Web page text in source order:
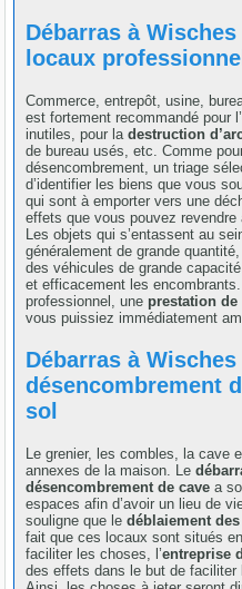
Débarras à
locaux
Commerce, entrepôt, usine,
est fortement recommandé pour
inutiles, pour ladestruction
de bureau usés, etc. Comme
désencombrement, un triage
d’identifier les biens que vous
qui sont à emporter vers une
effets que vous pouvez revendre
Les objets qui s’entassent au
généralement de grande
des véhicules de grande
et efficacement les
professionnel, une prestation de
vous puissiez immédiatement
Débarras à
désencombrement
sol
Le grenier, les combles, la cave
annexes de la maison. Le
désencombrement de cave a
espaces afin d’avoir un lieu de
souligne que ledéblaiement
fait que ces locaux sont situés
faciliter les choses, l’entreprise
des effets dans le but de faciliter